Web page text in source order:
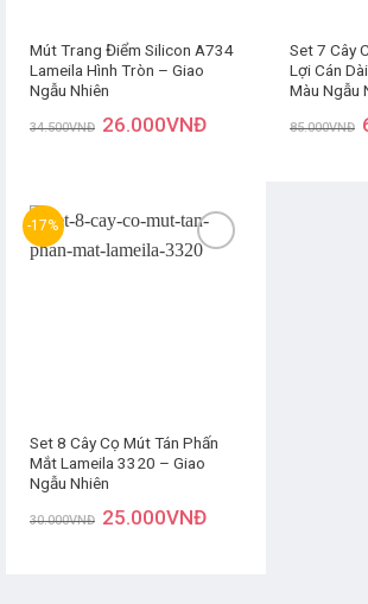
Mút Trang Điểm Silicon A734
Lameila Hình Tròn – Giao
Ngẫu Nhiên
34.500VNĐ 26.000VNĐ
Set 7 Cây
Lợi Cán
Màu Ngẫu
85.000VNĐ
-17%
Set 8 Cây Cọ Mút Tán Phấn
Mắt Lameila 3320 – Giao
Ngẫu Nhiên
30.000VNĐ 25.000VNĐ